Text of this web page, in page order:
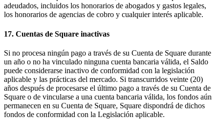
adeudados, incluidos los honorarios de abogados y gastos legales,
los honorarios de agencias de cobro y cualquier interés aplicable.
17. Cuentas de Square inactivas
Si no procesa ningún pago a través de su Cuenta de Square durante
un año o no ha vinculado ninguna cuenta bancaria válida, el Saldo
puede considerarse inactivo de conformidad con la legislación
aplicable y las prácticas del mercado. Si transcurridos veinte (20)
años después de procesarse el último pago a través de su Cuenta de
Square o de vincularse a una cuenta bancaria válida, los fondos aún
permanecen en su Cuenta de Square, Square dispondrá de dichos
fondos de conformidad con la Legislación aplicable.